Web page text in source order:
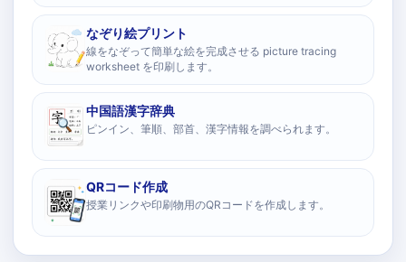
なぞり絵プリント
線をなぞって簡単な絵を完成させる picture tracing
worksheet を印刷します。
中国語漢字辞典
ピンイン、筆順、部首、漢字情報を調べられます。
QRコード作成
授業リンクや印刷物用のQRコードを作成します。